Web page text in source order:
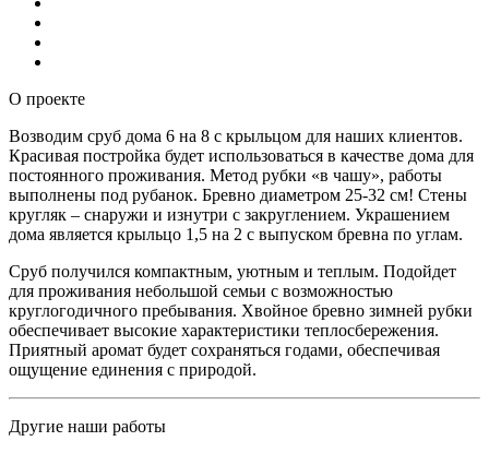
О проекте
Возводим сруб дома 6 на 8 с крыльцом для наших клиентов.
Красивая постройка будет использоваться в качестве дома для
постоянного проживания. Метод рубки «в чашу», работы
выполнены под рубанок. Бревно диаметром 25-32 см! Стены
кругляк – снаружи и изнутри с закруглением. Украшением
дома является крыльцо 1,5 на 2 с выпуском бревна по углам.
Сруб получился компактным, уютным и теплым. Подойдет
для проживания небольшой семьи с возможностью
круглогодичного пребывания. Хвойное бревно зимней рубки
обеспечивает высокие характеристики теплосбережения.
Приятный аромат будет сохраняться годами, обеспечивая
ощущение единения с природой.
Другие наши работы